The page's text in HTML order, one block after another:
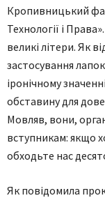
Кропивницький
Технології і
великі літери. Як
застосування
іронічному
обставину для
Мовляв, вони,
вступникам: якщо
обходьте нас
Як повідомила